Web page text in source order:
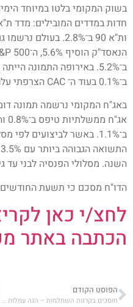
בשוק המקומי בלטו במיוחד
ות"א 90 ב־2.8%.
ב־5.2%. באירופה התמונה
ב־0.1% בעוד ה־ CAC הצרפתי עלה ב…
ב־1.1%. באשר לביצועים
השנה. מסלולי הפנסיה לבני עד גיל 50 נהנו מתשואה
הדו"ח מסכם כי תשעת החודשים
לחצ/י כאן
הכתבה באתר
הפוסט הקודם
חוסכים בקרנות השתלמות – הנה עמלות שלא הכרתם